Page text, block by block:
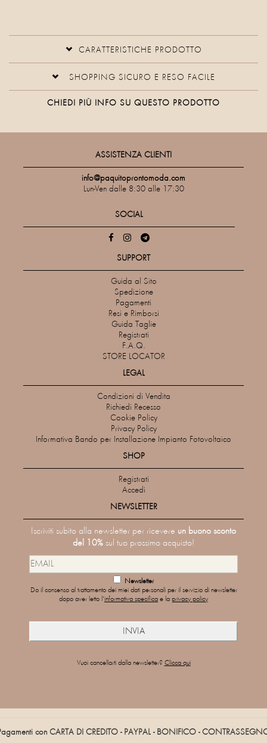
CARATTERISTICHE PRODOTTO
SHOPPING SICURO E RESO FACILE
CHIEDI PIÙ INFO SU QUESTO PRODOTTO
ASSISTENZA CLIENTI
info@paquitoprontomoda.com
Lun-Ven dalle 8:30 alle 17:30
SOCIAL
SUPPORT
Guida al Sito
Spedizione
Pagamenti
Resi e Rimborsi
Guida Taglie
Registrati
F.A.Q.
STORE LOCATOR
LEGAL
Condizioni di Vendita
Richiedi Recesso
Cookie Policy
Privacy Policy
Informativa Bando per Installazione Impianto Fotovoltaico
SHOP
Registrati
Accedi
NEWSLETTER
Iscriviti subito alla newsletter per ricevere un buono sconto
del 10% sul tuo prossimo acquisto!
Newsletter
Do il consenso al trattamento dei miei dati personali per il servizio di newsletter
dopo aver letto l'informativa specifica e la privacy policy
Vuoi cancellarti dalla newsletter? Clicca qui
con CARTA DI CREDITO - PAYPAL - BONIFICO -